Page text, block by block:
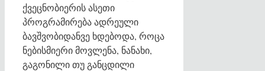
ქვეცნობიერის ასეთი
პროგრამირება ადრეული
ბავშვობიდანვე ხდებოდა, როცა
ნებისმიერი მოვლენა, ნანახი,
გაგონილი თუ განცდილი